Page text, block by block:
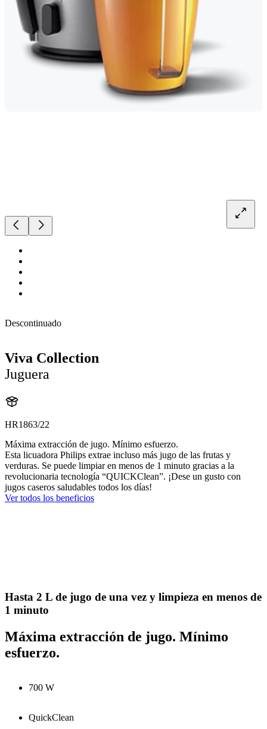
Descontinuado
Viva Collection
Juguera
HR1863/22
Máxima extracción de jugo. Mínimo esfuerzo.
Esta licuadora Philips extrae incluso más jugo de las frutas y
verduras. Se puede limpiar en menos de 1 minuto gracias a la
revolucionaria tecnología “QUICKClean”. ¡Dese un gusto con
jugos caseros saludables todos los días!
Ver todos los beneficios
Hasta 2 L de jugo de una vez y limpieza en menos de
1 minuto
Máxima extracción de jugo. Mínimo
esfuerzo.
700 W
QuickClean